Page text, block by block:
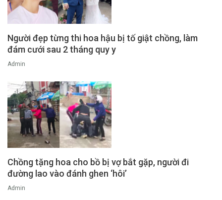
Người đẹp từng thi hoa hậu bị tố giật chồng, làm
đám cưới sau 2 tháng quy y
Admin
Chồng tặng hoa cho bồ bị vợ bắt gặp, người đi
đường lao vào đánh ghen ‘hôi’
Admin